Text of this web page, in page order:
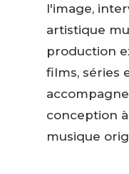
l'image,
artistique
production
films, séries
conception
musique